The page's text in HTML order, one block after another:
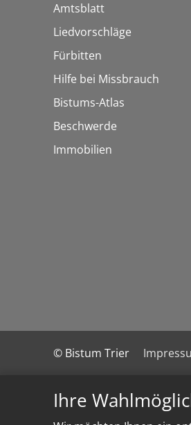
Ihre
Amtsblatt
Liedvorschläge
Fürbitten
Hilfe bei Missbrauch
Bistums-Atlas
Beschwerde
Immobilien
© Bistum Trier